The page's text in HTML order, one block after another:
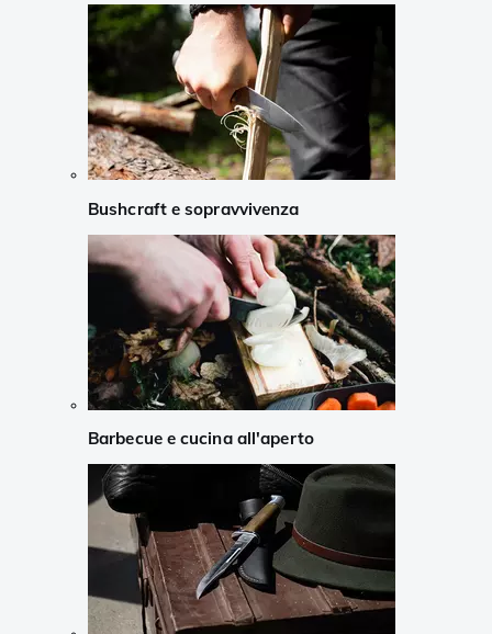
Bushcraft e sopravvivenza
Barbecue e cucina all'aperto